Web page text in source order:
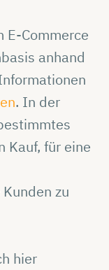
E-Commerce
anhand
. In der
Kauf, für eine
zu
hier